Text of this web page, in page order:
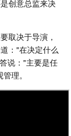
创意总监来决
取决于导演，
："在决定什么
说："主要是任
理。